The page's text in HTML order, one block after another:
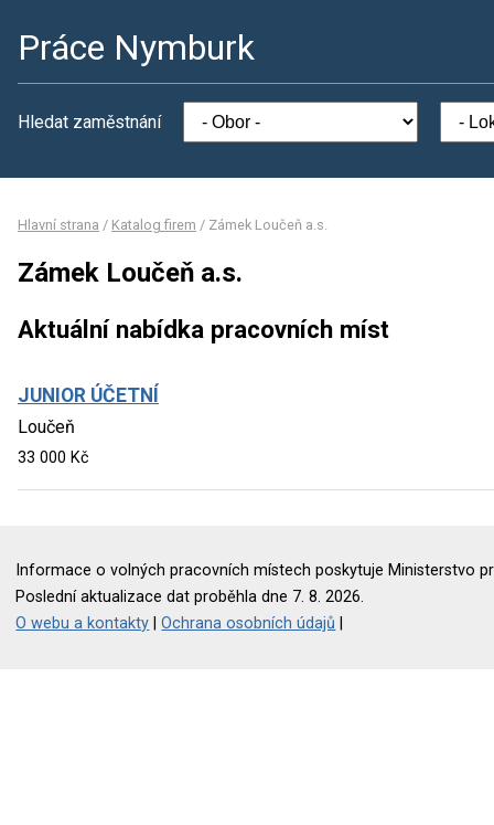
Práce Nymburk
Hledat zaměstnání
Hlavní strana / Katalog firem / Zámek Loučeň a.s.
Zámek Loučeň a.s.
Aktuální nabídka pracovních míst
JUNIOR ÚČETNÍ
Loučeň
33 000 Kč
Informace o volných pracovních místech poskytuje Ministerstvo
Poslední aktualizace dat proběhla dne 7. 8. 2026.
O webu a kontakty |Ochrana osobních údajů